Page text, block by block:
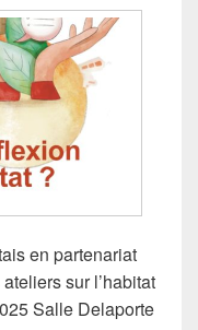
en partenariat
sur l’habitat
Salle Delaporte